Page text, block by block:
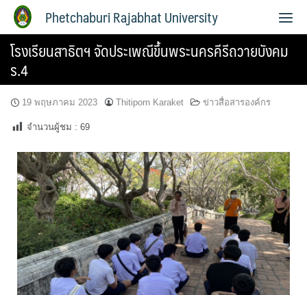
Phetchaburi Rajabhat University
โรงเรียนสาธิตฯ จัดประเพณีขึ้นพระนครคีรีถวายบังคม
ร.4
19 พฤษภาคม 2023 Thitiporn Karaket ข่าวสื่อสารองค์กร
จำนวนผู้ชม : 69